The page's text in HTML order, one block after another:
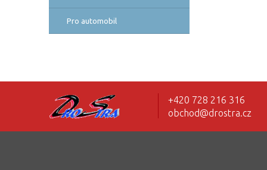
Pro automobil
+420 728 216 316
obchod@drostra.cz